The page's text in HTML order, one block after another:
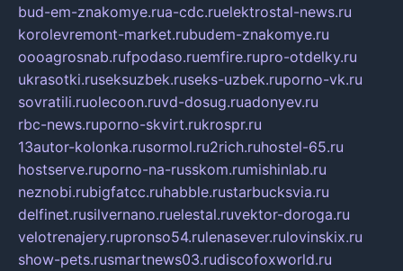
bud-em-znakomye.rua-cdc.ruelektrostal-news.ru
korolevremont-market.rubudem-znakomye.ru
oooagrosnab.rufpodaso.ruemfire.rupro-otdelky.ru
ukrasotki.ruseksuzbek.ruseks-uzbek.ruporno-vk.ru
sovratili.ruolecoon.ruvd-dosug.ruadonyev.ru
rbc-news.ruporno-skvirt.rukrospr.ru
13autor-kolonka.rusormol.ru2rich.ruhostel-65.ru
hostserve.ruporno-na-russkom.rumishinlab.ru
neznobi.rubigfatcc.ruhabble.rustarbucksvia.ru
delfinet.rusilvernano.ruelestal.ruvektor-doroga.ru
velotrenajery.rupronso54.rulenasever.rulovinskix.ru
show-pets.rusmartnews03.rudiscofoxworld.ru